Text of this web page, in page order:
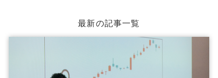
最新の記事一覧